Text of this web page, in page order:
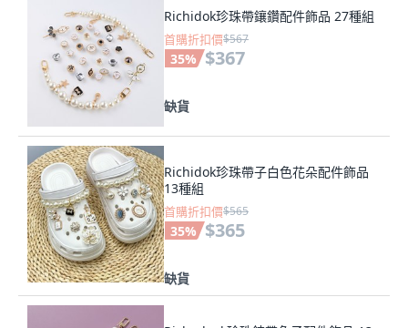
Richidok珍珠帶鑲鑽配件飾品 27種組
首購折扣價$567
35% $367
缺貨
Richidok珍珠帶子白色花朵配件飾品
13種組
首購折扣價$565
35% $365
缺貨